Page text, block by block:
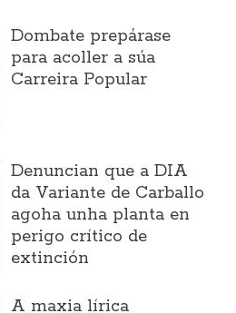
Dombate prepárase
para acoller a súa
Carreira Popular
Denuncian que a DIA
da Variante de Carballo
agoha unha planta en
perigo crítico de
extinción
A maxia lírica